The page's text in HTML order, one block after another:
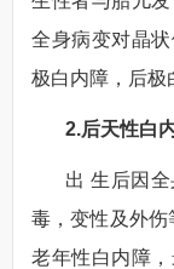
全身病变对晶
极白内障，后极
2.后天性白
出 生后因
毒，变性及外
老年性白内障